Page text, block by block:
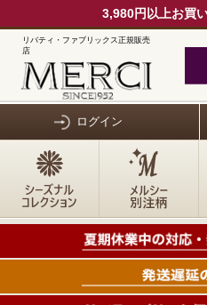
3,980円以上お買
リバティ・ファブリックス正規販売
店
ログイン